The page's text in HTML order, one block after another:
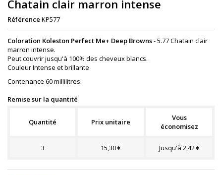
Chatain clair marron intense
Référence KP577
Coloration Koleston Perfect Me+ Deep Browns- 5.77 Chatain clair
marron intense.
Peut couvrir jusqu'à 100% des cheveux blancs.
Couleur Intense et brillante
Contenance 60 millilitres.
Remise sur la quantité
Quantité Prix unitaire
Vous
économisez
3 15,30 € Jusqu'à 2,42 €